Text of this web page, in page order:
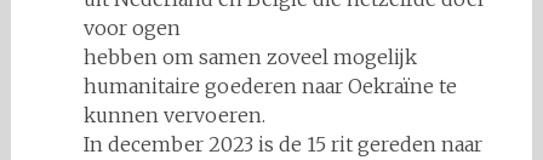
voor ogen
hebben om samen zoveel mogelijk
humanitaire goederen naar Oekraïne te
kunnen vervoeren.
In december 2023 is de 15 rit gereden naar